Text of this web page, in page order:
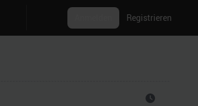
Registrieren